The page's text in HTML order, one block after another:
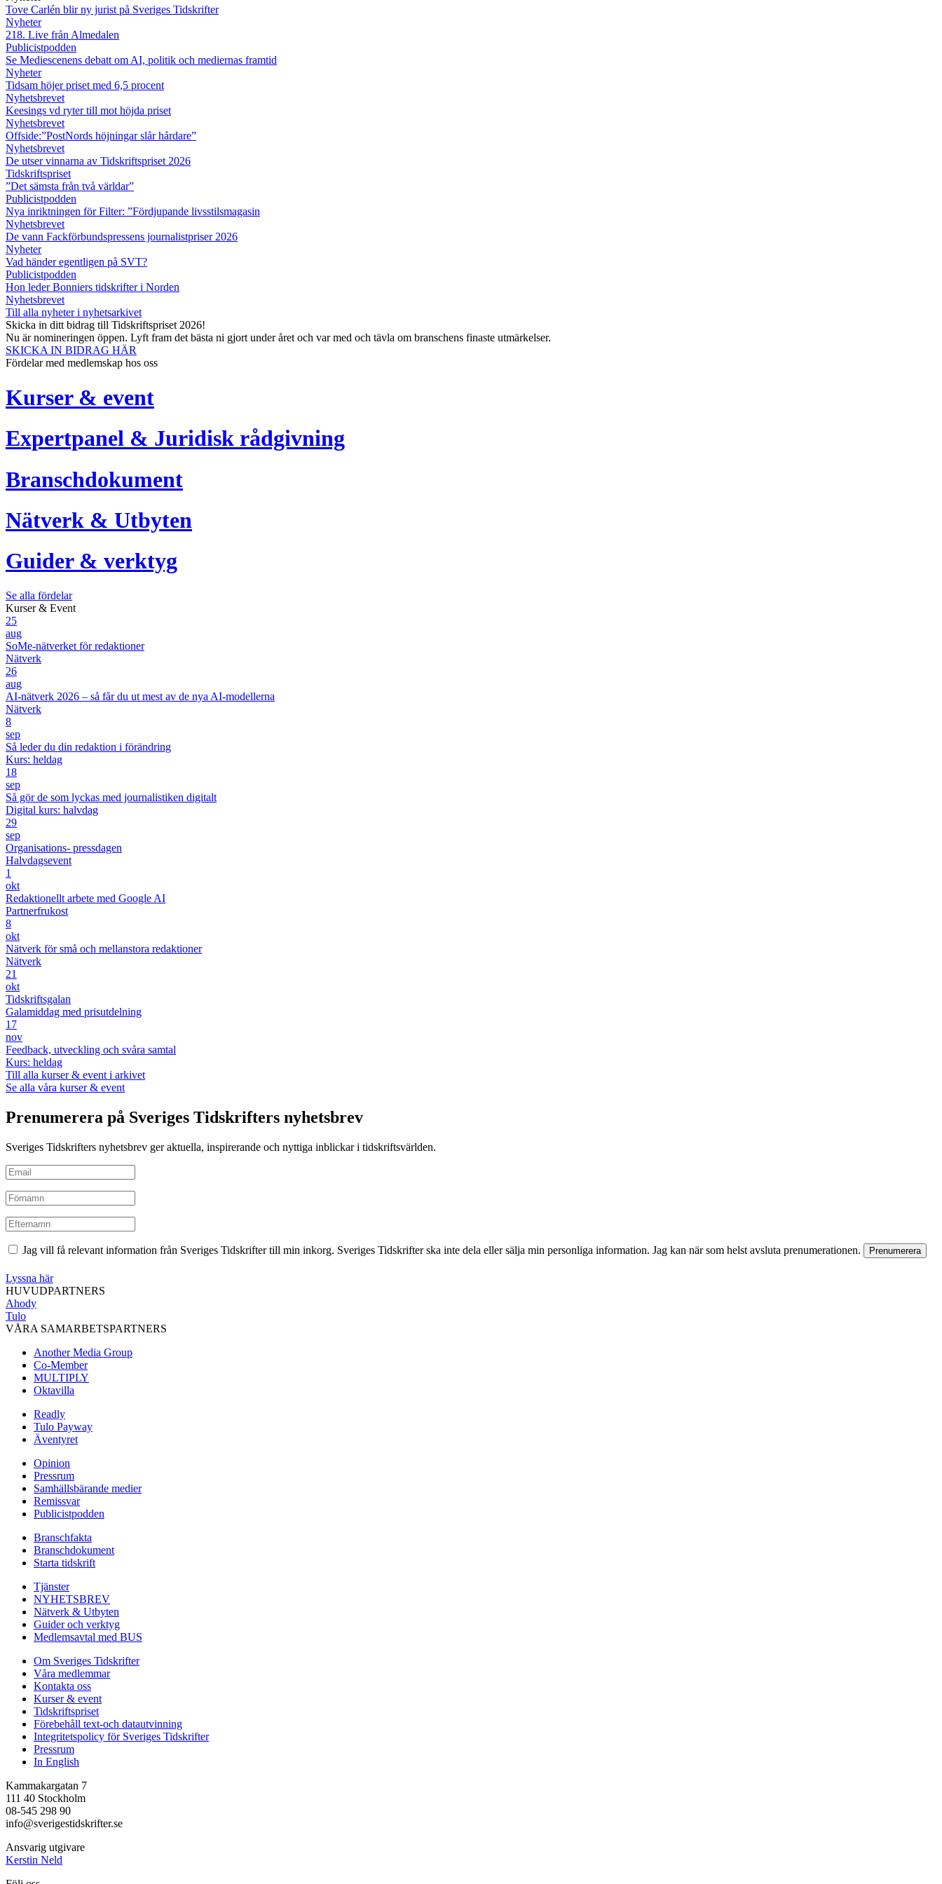
Tove Carlén blir ny jurist på Sveriges Tidskrifter
Nyheter
218. Live från Almedalen
Publicistpodden
Se Mediescenens debatt om AI, politik och mediernas framtid
Nyheter
Tidsam höjer priset med 6,5 procent
Nyhetsbrevet
Keesings vd ryter till mot höjda priset
Nyhetsbrevet
Offside:”PostNords höjningar slår hårdare”
Nyhetsbrevet
De utser vinnarna av Tidskriftspriset 2026
Tidskriftspriset
”Det sämsta från två världar”
Publicistpodden
Nya inriktningen för Filter: ”Fördjupande livsstilsmagasin
Nyhetsbrevet
De vann Fackförbundspressens journalistpriser 2026
Nyheter
Vad händer egentligen på SVT?
Publicistpodden
Hon leder Bonniers tidskrifter i Norden
Nyhetsbrevet
Till alla nyheter i nyhetsarkivet
Skicka in ditt bidrag till Tidskriftspriset 2026!
Nu är nomineringen öppen. Lyft fram det bästa ni gjort under året och var med och tävla om branschens finaste utmärkelser.
SKICKA IN BIDRAG HÄR
Fördelar med medlemskap hos oss
Kurser & event
Expertpanel & Juridisk rådgivning
Branschdokument
Nätverk & Utbyten
Guider & verktyg
Se alla fördelar
Kurser & Event
25
aug
SoMe-nätverket för redaktioner
Nätverk
26
aug
AI-nätverk 2026 – så får du ut mest av de nya AI-modellerna
Nätverk
8
sep
Så leder du din redaktion i förändring
Kurs: heldag
18
sep
Så gör de som lyckas med journalistiken digitalt
Digital kurs: halvdag
29
sep
Organisations- pressdagen
Halvdagsevent
1
okt
Redaktionellt arbete med Google AI
Partnerfrukost
8
okt
Nätverk för små och mellanstora redaktioner
Nätverk
21
okt
Tidskriftsgalan
Galamiddag med prisutdelning
17
nov
Feedback, utveckling och svåra samtal
Kurs: heldag
Till alla kurser & event i arkivet
Se alla våra kurser & event
Prenumerera på Sveriges Tidskrifters nyhetsbrev
Sveriges Tidskrifters nyhetsbrev ger aktuella, inspirerande och nyttiga inblickar i tidskriftsvärlden.
Jag vill få relevant information från Sveriges Tidskrifter till min inkorg. Sveriges Tidskrifter ska inte dela eller sälja min personliga information. Jag kan när som helst avsluta prenumerationen.
Lyssna här
HUVUDPARTNERS
Ahody
Tulo
VÅRA SAMARBETSPARTNERS
Another Media Group
Co-Member
MULTIPLY
Oktavilla
Readly
Tulo Payway
Äventyret
Opinion
Pressrum
Samhällsbärande medier
Remissvar
Publicistpodden
Branschfakta
Branschdokument
Starta tidskrift
Tjänster
NYHETSBREV
Nätverk & Utbyten
Guider och verktyg
Medlemsavtal med BUS
Om Sveriges Tidskrifter
Våra medlemmar
Kontakta oss
Kurser & event
Tidskriftspriset
Förebehåll text-och datautvinning
Integritetspolicy för Sveriges Tidskrifter
Pressrum
In English
Kammakargatan 7
111 40 Stockholm
08-545 298 90
info@sverigestidskrifter.se
Ansvarig utgivare
Kerstin Neld